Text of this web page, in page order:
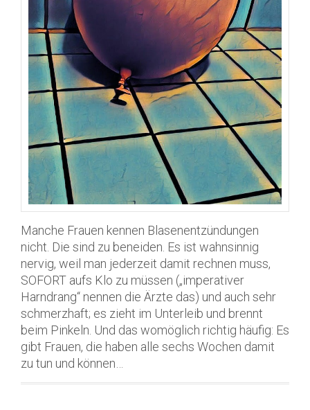
Manche Frauen kennen Blasenentzündungen
nicht. Die sind zu beneiden. Es ist wahnsinnig
nervig, weil man jederzeit damit rechnen muss,
SOFORT aufs Klo zu müssen („imperativer
Harndrang“ nennen die Ärzte das) und auch sehr
schmerzhaft; es zieht im Unterleib und brennt
beim Pinkeln. Und das womöglich richtig häufig: Es
gibt Frauen, die haben alle sechs Wochen damit
zu tun und können…